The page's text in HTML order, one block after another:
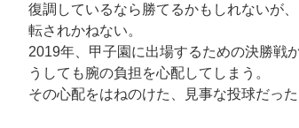
復調しているなら勝てるかもしれないが
転されかねない。
2019年、甲子園に出場するための決勝戦
うしても腕の負担を心配してしまう。
その心配をはねのけた、見事な投球だった